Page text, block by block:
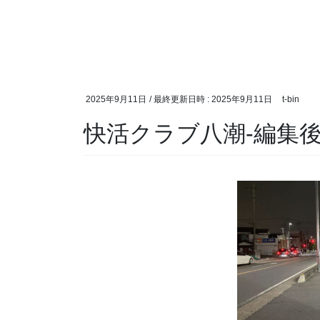
2025年9月11日 / 最終更新日時 : 2025年9月11日 t-bin
快活クラブ八潮-編集